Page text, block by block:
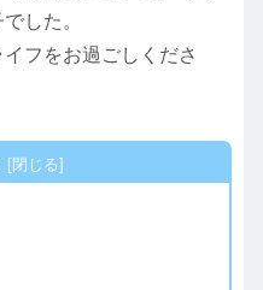
した。
フをお過ごしくださ